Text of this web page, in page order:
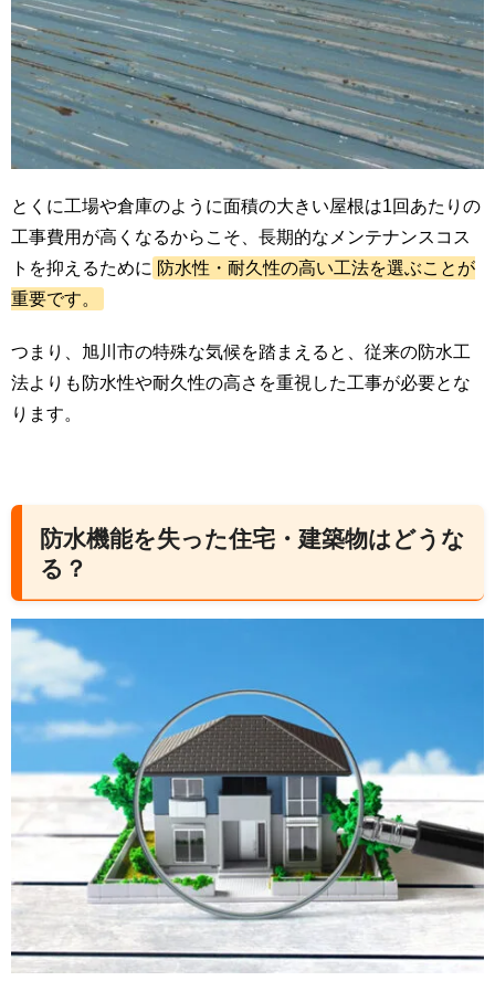
とくに工場や倉庫のように面積の大きい屋根は1回あたりの
工事費用が高くなるからこそ、長期的なメンテナンスコス
トを抑えるために 防水性・耐久性の高い工法を選ぶことが
重要です。
つまり、旭川市の特殊な気候を踏まえると、従来の防水工
法よりも防水性や耐久性の高さを重視した工事が必要とな
ります。
防水機能を失った住宅・建築物はどうな
る？